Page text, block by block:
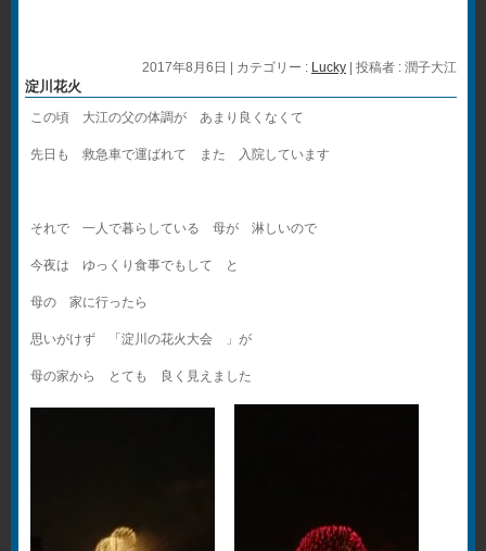
2017年8月6日 カテゴリー : Lucky 投稿者 : 潤子大江
淀川花火
この頃 大江の父の体調が あまり良くなくて
先日も 救急車で運ばれて また 入院しています
それで 一人で暮らしている 母が 淋しいので
今夜は ゆっくり食事でもして と
母の 家に行ったら
思いがけず 「淀川の花火大会 」が
母の家から とても 良く見えました